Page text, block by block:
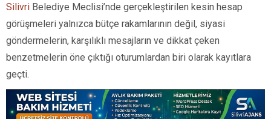
Silivri Belediye Meclisi’nde gerçekleştirilen kesin hesap
görüşmeleri yalnızca bütçe rakamlarının değil, siyasi
göndermelerin, karşılıklı mesajların ve dikkat çeken
benzetmelerin öne çıktığı oturumlardan biri olarak kayıtlara
geçti.